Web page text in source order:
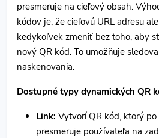
presmeruje na cieľový obsah.
kódov je, že cieľovú URL adresu
kedykoľvek zmeniť bez toho, aby
nový QR kód. To umožňuje
naskenovania.
Dostupné typy dynamických QR
Link: Vytvorí QR kód, ktorý
presmeruje používateľa na